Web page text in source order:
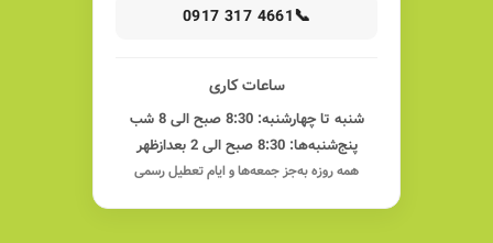
📞
0917 317 4661
ساعات کاری
شنبه تا چهارشنبه: 8:30 صبح الی 8 شب
پنج‌شنبه‌ها: 8:30 صبح الی 2 بعدازظهر
همه روزه به‌جز جمعه‌ها و ایام تعطیل رسمی